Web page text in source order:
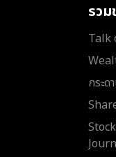
รวม
Talk
กระด